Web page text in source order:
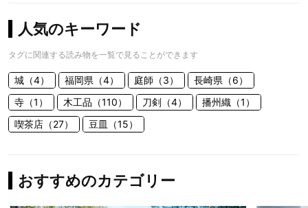
人気のキーワード
タグに関連する読み物を一覧で見ることができます
城（4） 福岡県（4） 庭師（3）
長崎県（6）
寺（1）
木工品（110） 刀剣（4）
播州織（1）
喫茶店（27）
豆皿（15）
おすすめのカテゴリー